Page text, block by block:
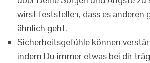
wirst feststellen, dass es anderen
ähnlich geht.
Sicherheitsgefühle können
indem Du immer etwas bei dir